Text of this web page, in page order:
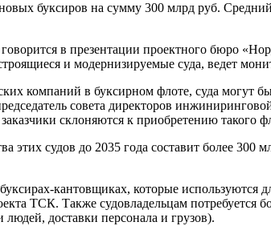
буксиров на сумму 300 млрд руб.
в презентации проектного бюро
и модернизируемые суда, ведет
компаний в буксирном флоте, суда могут
совета директоров
склоняются к приобретению такого
судов до 2035 года составит более 300
кантовщиках, которые
ТСК. Также судовладельцам потребуется
доставки персонала и грузов).